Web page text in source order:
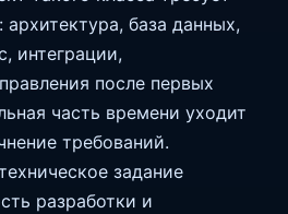
база данных,
интеграции,
после первых
часть времени уходит
требований.
задание
разработки и